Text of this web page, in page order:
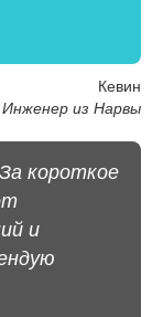
Кевин
Инженер из Нарвы
короткое
и